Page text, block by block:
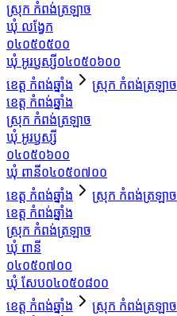
ស្រុក កំពង់ត្រឡាច
ឃុំ លង្វែក
០៤០៥០៥០០
ឃុំ អូរឫស្សី០៤០៥០៦០០
ខេត្ត កំពង់ឆ្នាំង
ស្រុក កំពង់ត្រឡាច
ខេត្ត កំពង់ឆ្នាំង
ស្រុក កំពង់ត្រឡាច
ឃុំ អូរឫស្សី
០៤០៥០៦០០
ឃុំ ពានី០៤០៥០៧០០
ខេត្ត កំពង់ឆ្នាំង
ស្រុក កំពង់ត្រឡាច
ខេត្ត កំពង់ឆ្នាំង
ស្រុក កំពង់ត្រឡាច
ឃុំ ពានី
០៤០៥០៧០០
ឃុំ សែប០៤០៥០៨០០
ខេត្ត កំពង់ឆ្នាំង
ស្រុក កំពង់ត្រឡាច